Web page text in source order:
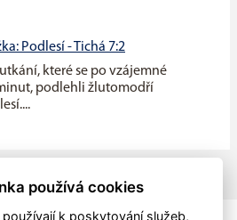
Podlesí - Tichá 7:2
které se po vzájemné
podlehli žlutomodří
používá cookies
k poskytování služeb,